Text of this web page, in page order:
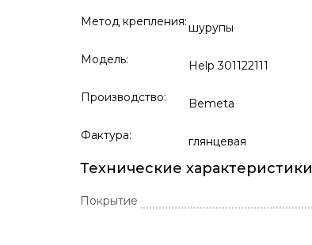
Метод крепления:шурупы
Модель: Help 301122111
Производство: Bemeta
Фактура: глянцевая
Технические характеристики
Покрытие